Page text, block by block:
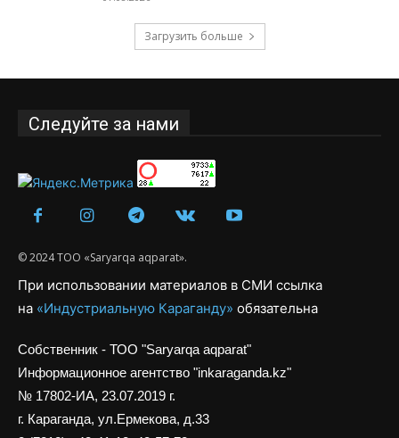
Загрузить больше
Следуйте за нами
© 2024 ТОО «Saryarqa aqparat».
При использовании материалов в СМИ ссылка
на «Индустриальную Караганду» обязательна
Собственник - ТОО "Saryarqa aqparat"
Информационное агентство "inkaraganda.kz"
№ 17802-ИА, 23.07.2019 г.
г. Караганда, ул.Ермекова, д.33